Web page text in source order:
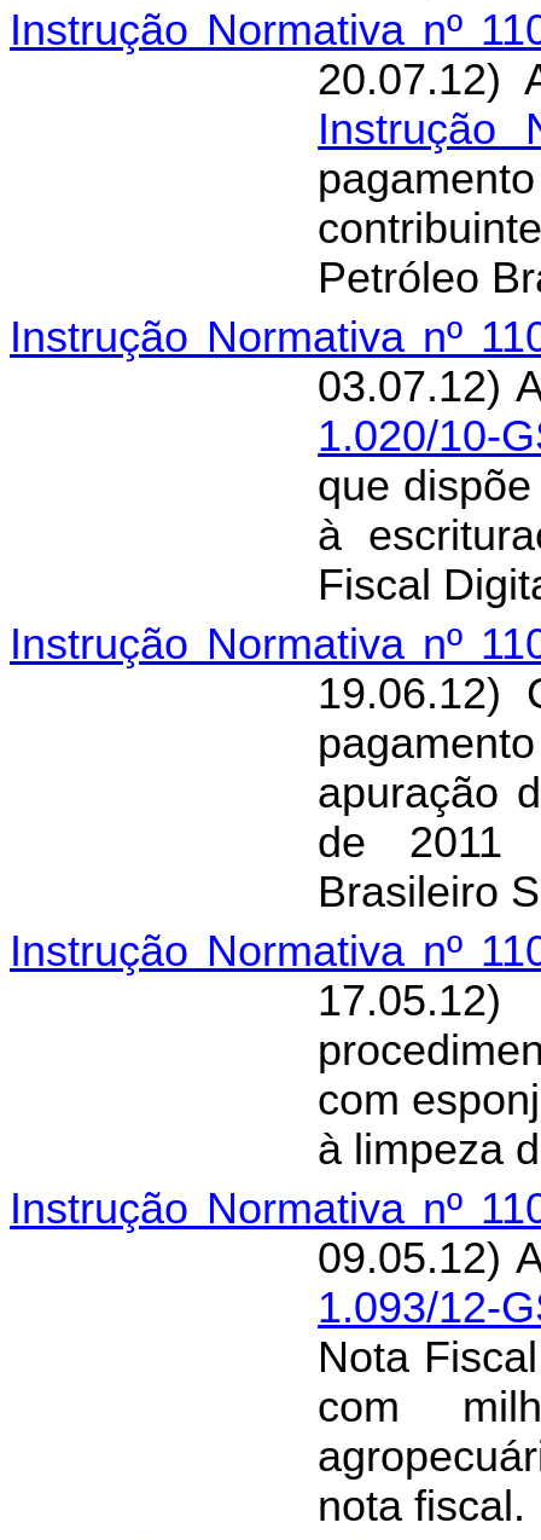
Instrução Normativa nº
20.07.12)
Instrução
Petróleo
Instrução Normativa nº
03.07.12)
1.020/10-
que
à
Fiscal
Instrução Normativa nº
19.06.12)
apuração
de 2011
Brasileiro
Instrução Normativa nº
com
à limpeza
Instrução Normativa nº
09.05.12)
1.093/12-
Nota
com
nota fiscal.